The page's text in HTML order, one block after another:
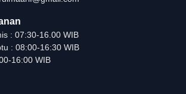
: 07:30-16.00 WIB
: 08:00-16:30 WIB
16:00 WIB